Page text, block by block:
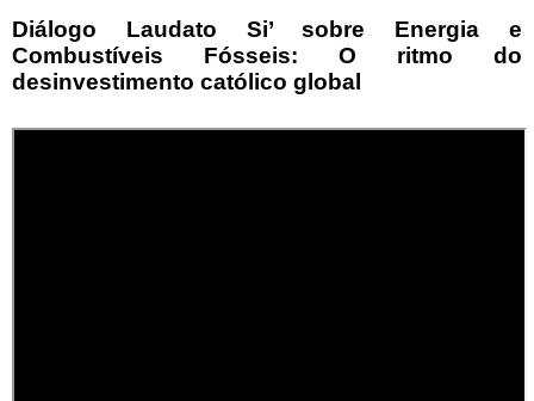
Diálogo Laudato Si’ sobre Energia e
Combustíveis Fósseis: O ritmo do
desinvestimento católico global